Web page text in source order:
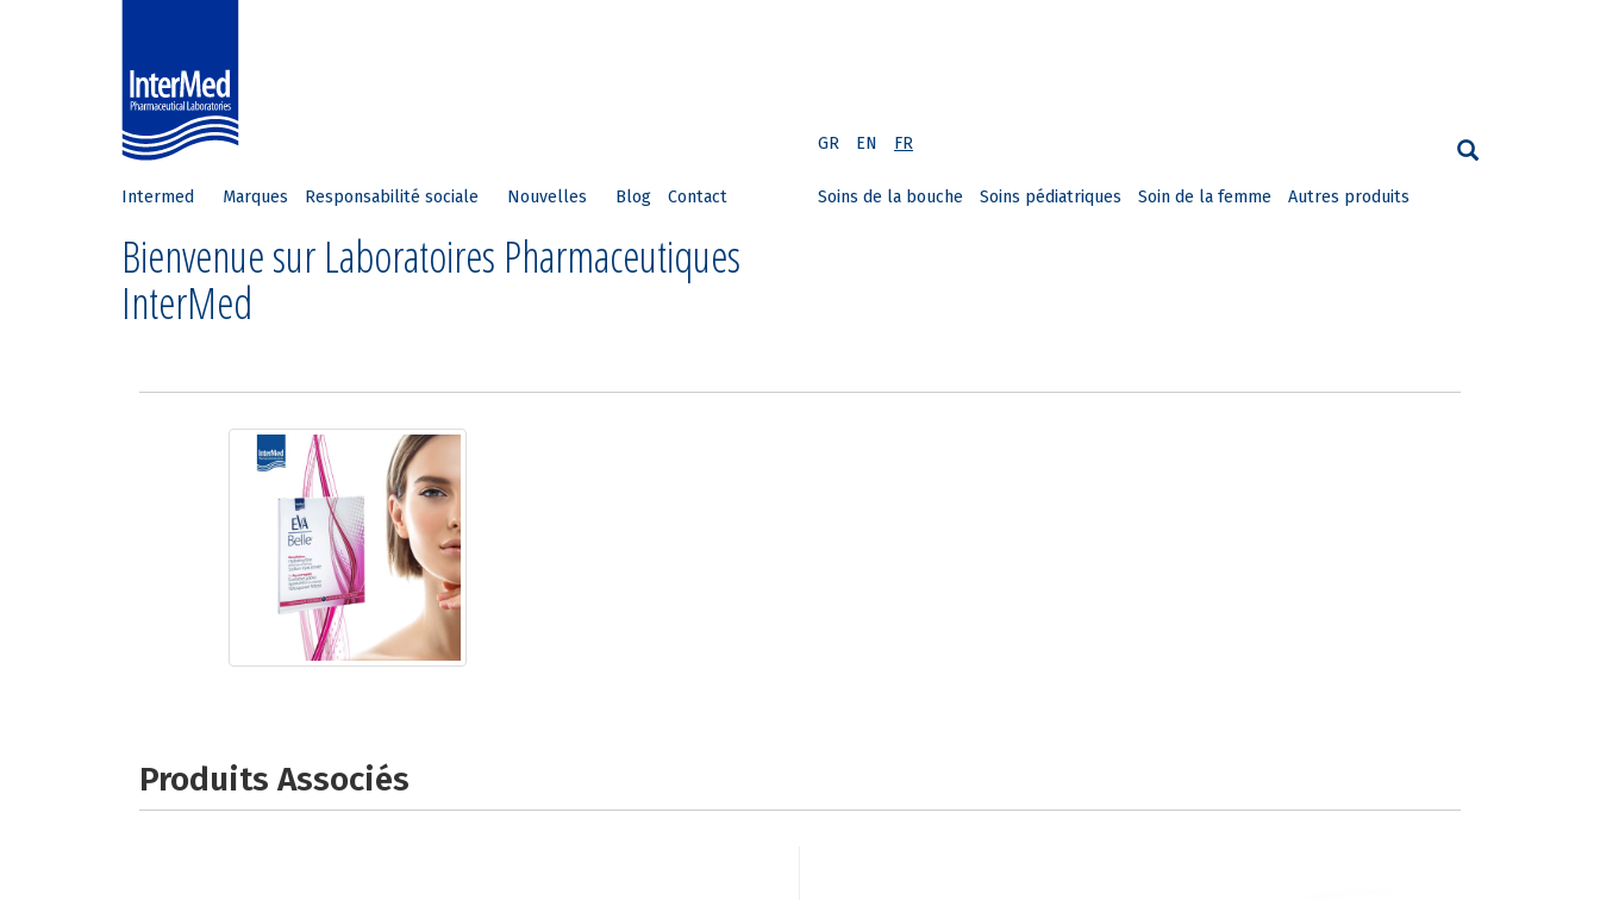
GR EN FR
Intermed Marques Responsabilité sociale Nouvelles Blog Contact
Bienvenue sur Laboratoires Pharmaceutiques
InterMed
Soins de la bouche Soins pédiatriques Soin de la femme Autres produits
Produits Associés